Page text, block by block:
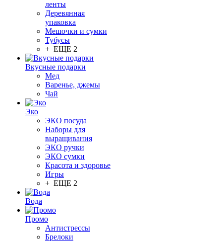
ленты
Деревянная
упаковка
Мешочки и сумки
Тубусы
+ ЕЩЕ 2
Вкусные подарки
Мед
Варенье, джемы
Чай
Эко
ЭКО посуда
Наборы для
выращивания
ЭКО ручки
ЭКО сумки
Красота и здоровье
Игры
+ ЕЩЕ 2
Вода
Промо
Антистрессы
Брелоки